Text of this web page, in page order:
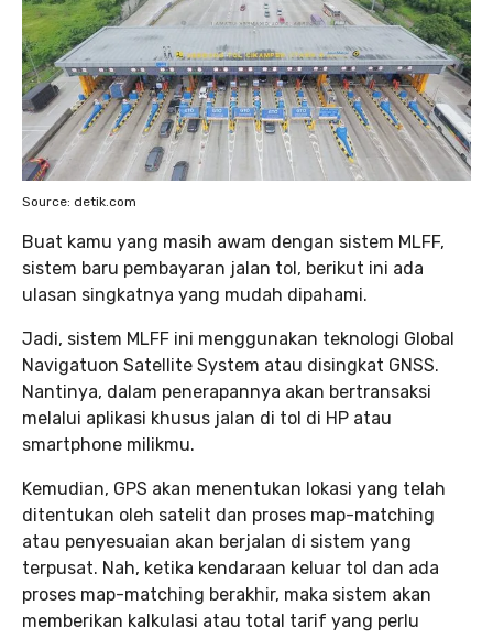
Source: detik.com
Buat kamu yang masih awam dengan sistem MLFF,
sistem baru pembayaran jalan tol, berikut ini ada
ulasan singkatnya yang mudah dipahami.
Jadi, sistem MLFF ini menggunakan teknologi Global
Navigatuon Satellite System atau disingkat GNSS.
Nantinya, dalam penerapannya akan bertransaksi
melalui aplikasi khusus jalan di tol di HP atau
smartphone milikmu.
Kemudian, GPS akan menentukan lokasi yang telah
ditentukan oleh satelit dan proses map-matching
atau penyesuaian akan berjalan di sistem yang
terpusat. Nah, ketika kendaraan keluar tol dan ada
proses map-matching berakhir, maka sistem akan
memberikan kalkulasi atau total tarif yang perlu